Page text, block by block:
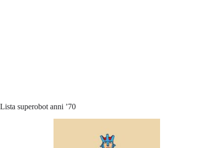
Lista superobot anni ’70